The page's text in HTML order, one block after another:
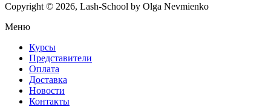
Copyright © 2026, Lash-School by Olga Nevmienko
Меню
Курсы
Представители
Оплата
Доставка
Новости
Контакты